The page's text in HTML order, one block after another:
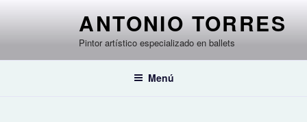
ANTONIO TORRES
Pintor artístico especializado en ballets
Menú